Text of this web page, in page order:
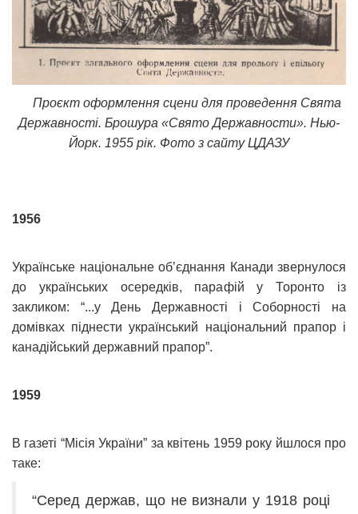
Проєкт оформлення сцени для проведення Свята
Державності. Брошура «Свято Державности». Нью-
Йорк. 1955 рік. Фото з сайту ЦДАЗУ
1956
Українське національне об’єднання Канади звернулося
до українських осередків, парафій у Торонто із
закликом: “...у День Державності і Соборності на
домівках піднести український національний прапор і
канадійський державний прапор”.
1959
В газеті “Місія України” за квітень 1959 року йшлося про
таке:
“Серед держав, що не визнали у 1918 році